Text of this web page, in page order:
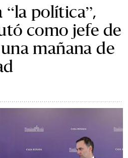
“la política”,
como jefe de
mañana de